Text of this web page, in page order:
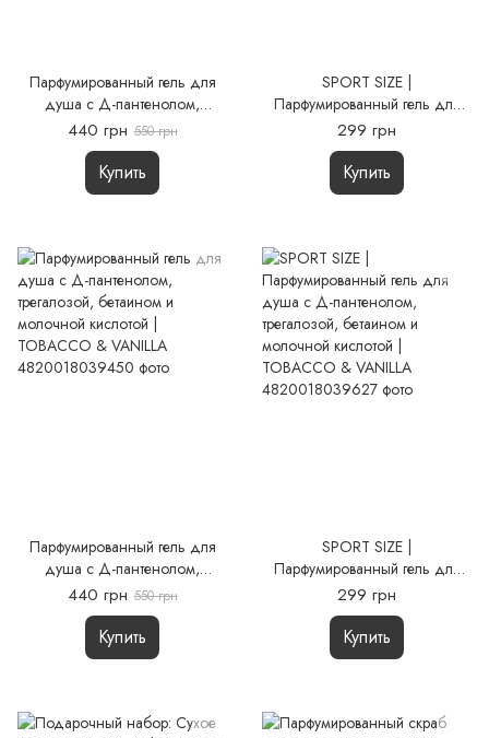
Парфумированный гель для
душа с Д-пантенолом,
трегалозой, бетаином и
молочной кислотой | SANTAL
& WHISKY
440 грн 550 грн
Купить
SPORT SIZE |
Парфумированный гель для
душа с Д-пантенолом,
трегалозой, бетаином и
молочной кислотой | SANTAL
& WHISKY
299 грн
Купить
Парфумированный гель для
душа с Д-пантенолом,
трегалозой, бетаином и
молочной кислотой |
TOBACCO & VANILLA
440 грн 550 грн
Купить
SPORT SIZE |
Парфумированный гель для
душа с Д-пантенолом,
трегалозой, бетаином и
молочной кислотой |
TOBACCO & VANILLA
299 грн
Купить